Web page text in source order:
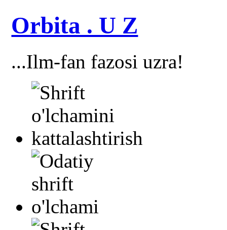
Orbita . U Z
...Ilm-fan fazosi uzra!